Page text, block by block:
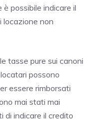
è possibile indicare il
locazione non
tasse pure sui canoni
possono
essere rimborsati
mai stati mai
indicare il credito